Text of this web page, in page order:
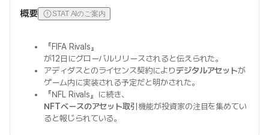
概要 STAT AIのご案内
『FIFA Rivals』
が12日にグローバルリリースされると伝えられた。
アディダスとのライセンス契約によりデジタルアセットが
ゲーム内に実装される予定だと明かされた。
『NFL Rivals』に続き、
NFTベースのアセット取引 機能が投資家の注目を集めてい
ると報じられている。